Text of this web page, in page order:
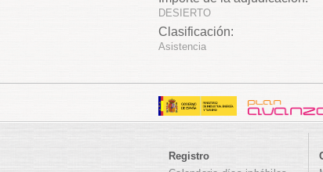
DESIERTO
Clasificación:
Asistencia
Registro